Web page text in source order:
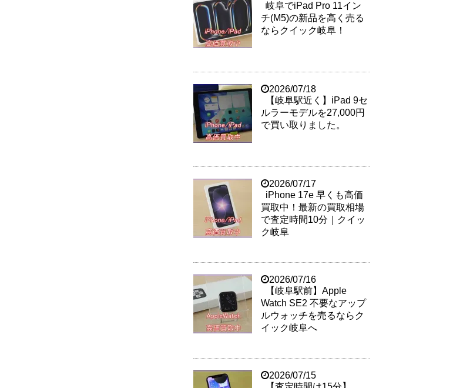
岐阜でiPad Pro 11イン
チ(M5)の新品を高く売る
ならクイック岐阜！
2026/07/18
【岐阜駅近く】iPad 9セ
ルラーモデルを27,000円
で買い取りました。
2026/07/17
iPhone 17e 早くも高価
買取中！最新の買取相場
で査定時間10分｜クイッ
ク岐阜
2026/07/16
【岐阜駅前】Apple
Watch SE2 不要なアップ
ルウォッチを売るならク
イック岐阜へ
2026/07/15